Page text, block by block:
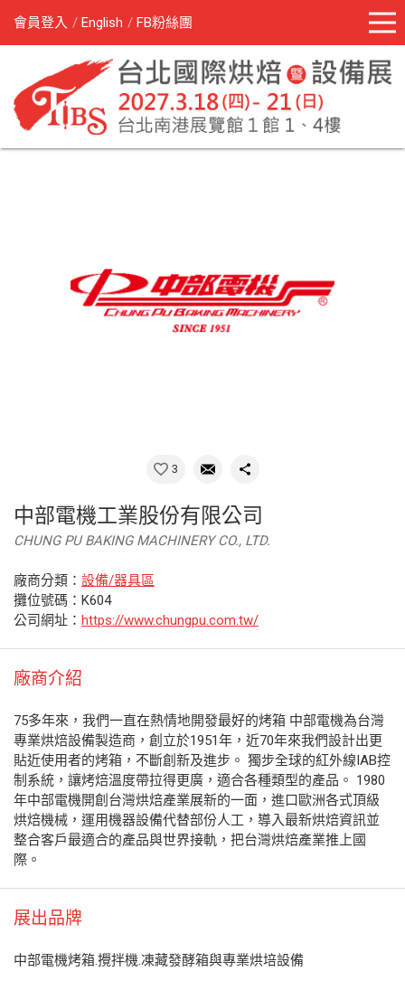
會員登入 English FB粉絲團
3
中部電機工業股份有限公司
CHUNG PU BAKING MACHINERY CO., LTD.
廠商分類： 設備/器具區
攤位號碼：K604
公司網址： https://www.chungpu.com.tw/
廠商介紹
75多年來，我們一直在熱情地開發最好的烤箱 中部電機為台灣
專業烘焙設備製造商，創立於1951年，近70年來我們設計出更
貼近使用者的烤箱，不斷創新及進步。 獨步全球的紅外線IAB控
制系統，讓烤焙溫度帶拉得更廣，適合各種類型的產品。 1980
年中部電機開創台灣烘焙產業展新的一面，進口歐洲各式頂級
烘焙機械，運用機器設備代替部份人工，導入最新烘焙資訊並
整合客戶最適合的產品與世界接軌，把台灣烘焙產業推上國
際。
展出品牌
中部電機烤箱.攪拌機.凍藏發酵箱與專業烘培設備